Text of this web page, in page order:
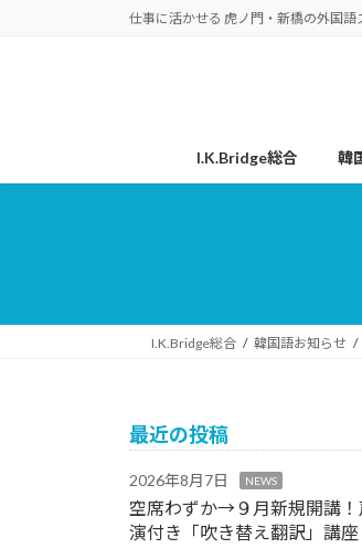
仕事に活かせる 虎ノ門・新橋の外国語
I.K.Bridge総合 韓
I.K.Bridge総合 韓国語お知らせ
最近の投稿
2026年8月7日 NEWS
空席わずか→９月新規開講！
演付き「吹き替え翻訳」講座